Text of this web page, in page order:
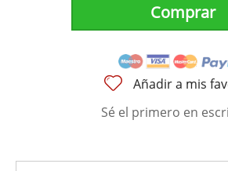
Comprar
Añadir a mis
Sé el primero en